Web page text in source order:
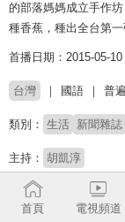
的部落媽媽成立手作
種香蕉，種出全台第
首播日期：2015-05-10
台灣 國語 普
類別： 生活 新聞雜誌
主持： 胡凱淳
首頁 電視頻道